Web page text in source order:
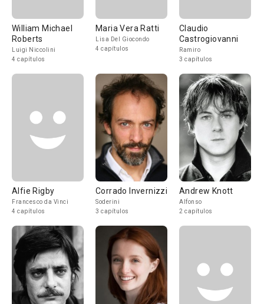
William Michael
Roberts
Luigi Niccolini
4 capítulos
Maria Vera Ratti
Lisa Del Giocondo
4 capítulos
Claudio
Castrogiovanni
Ramiro
3 capítulos
Alfie Rigby
Francesco da Vinci
4 capítulos
Corrado Invernizzi
Soderini
3 capítulos
Andrew Knott
Alfonso
2 capítulos